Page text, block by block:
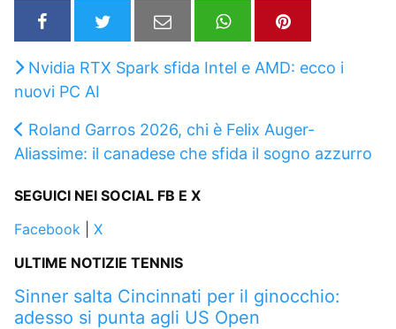
Nvidia RTX Spark sfida Intel e AMD: ecco i
nuovi PC AI
Roland Garros 2026, chi è Felix Auger-
Aliassime: il canadese che sfida il sogno azzurro
SEGUICI NEI SOCIAL FB E X
Facebook
X
ULTIME NOTIZIE TENNIS
Sinner salta Cincinnati per il ginocchio:
adesso si punta agli US Open